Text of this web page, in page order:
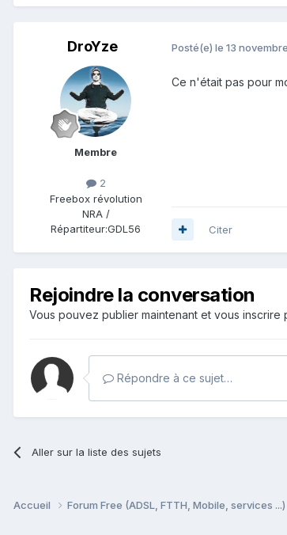
DroYze
Membre
2
Freebox révolution
NRA /
Répartiteur:GDL56
Posté(e) le 13
Ce n'était pas pour
Citer
Rejoindre la conversation
Vous pouvez publier maintenant et vous inscrire
Répondre à ce sujet…
Aller sur la liste des sujets
Accueil Forum Free (ADSL, FTTH, Mobile, services ...)